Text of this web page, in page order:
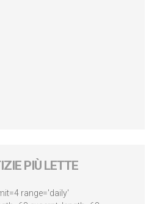
PIÙ LETTE
range='daily'